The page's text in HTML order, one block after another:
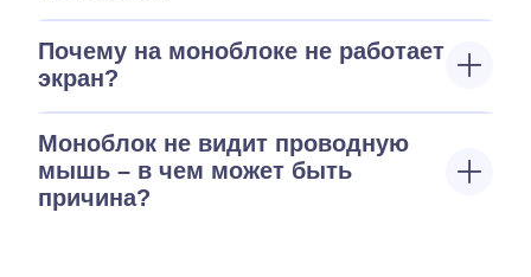
Почему на моноблоке не работает
экран?
Моноблок не видит проводную
мышь – в чем может быть
причина?